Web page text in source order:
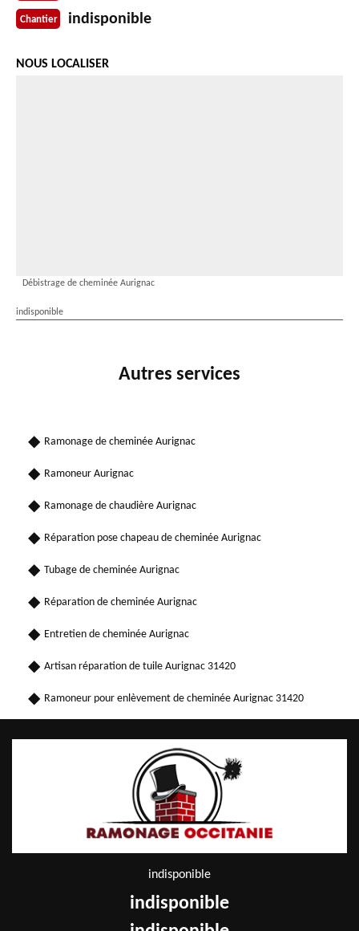
Chantier indisponible
NOUS LOCALISER
Débistrage de cheminée Aurignac
indisponible
Autres services
Ramonage de cheminée Aurignac
Ramoneur Aurignac
Ramonage de chaudière Aurignac
Réparation pose chapeau de cheminée Aurignac
Tubage de cheminée Aurignac
Réparation de cheminée Aurignac
Entretien de cheminée Aurignac
Artisan réparation de tuile Aurignac 31420
Ramoneur pour enlèvement de cheminée Aurignac 31420
indisponible
indisponible